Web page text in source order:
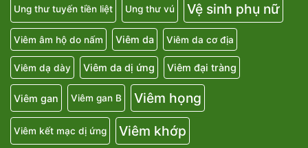
Ung thư tuyến tiền liệt Ung thư vú Vệ sinh phụ nữ
Viêm âm hộ do nấm Viêm da Viêm da cơ địa
Viêm dạ dày Viêm da dị ứng Viêm đại tràng
Viêm gan Viêm gan B Viêm họng
Viêm kết mạc dị ứng Viêm khớp